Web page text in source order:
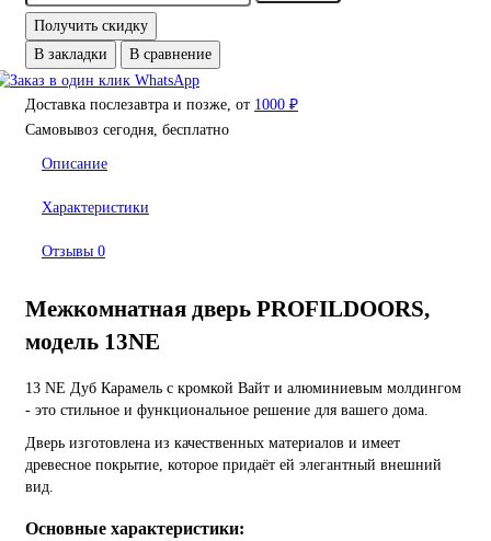
Получить скидку
В закладки
В сравнение
Доставка послезавтра и позже, от 1000 ₽
Самовывоз сегодня, бесплатно
Описание
Характеристики
Отзывы 0
Межкомнатная дверь PROFILDOORS,
модель 13NE
13 NE Дуб Карамель с кромкой Вайт и алюминиевым молдингом
- это стильное и функциональное решение для вашего дома.
Дверь изготовлена из качественных материалов и имеет
древесное покрытие, которое придаёт ей элегантный внешний
вид.
Основные характеристики: